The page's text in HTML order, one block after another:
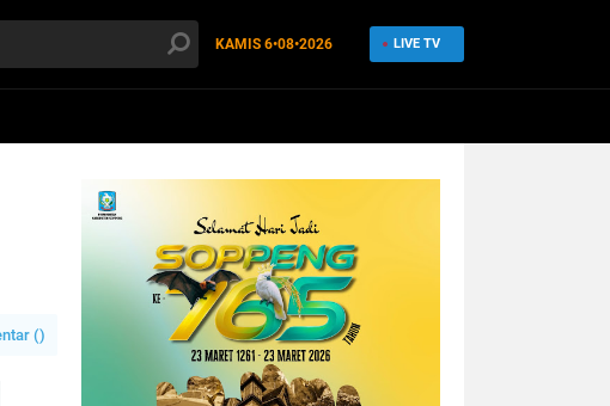
KAMIS 6•08•2026 LIVE TV
()